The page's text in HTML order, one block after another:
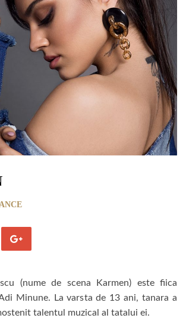
(nume de scena Karmen) este fiica
Minune. La varsta de 13 ani, tanara a
talentul muzical al tatalui ei.